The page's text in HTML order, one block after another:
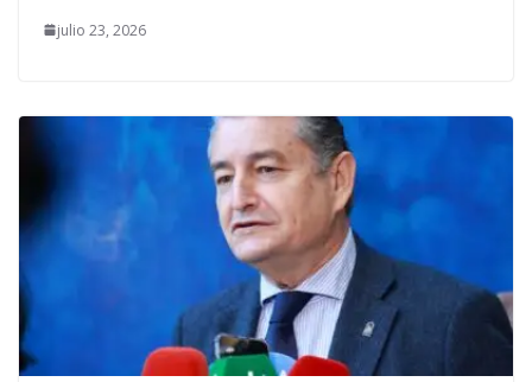
julio 23, 2026